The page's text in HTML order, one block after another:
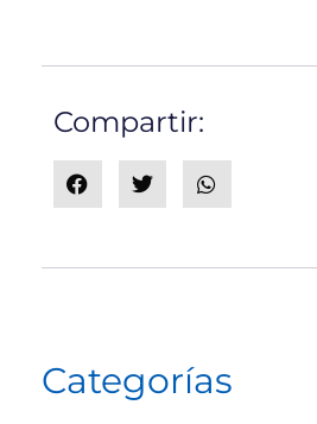
Compartir:
Categorías